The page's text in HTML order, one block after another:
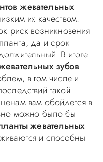
жевательных
их качеством.
риск возникновения
да и срок
В итоге
зубов
в том числе и
такой
вам обойдется в
можно было бы
жевательных
и способны